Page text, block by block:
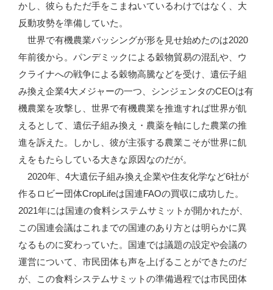
かし、彼らもただ手をこまねいているわけではなく、大
反動攻勢を準備していた。
世界で有機農業バッシングが形を見せ始めたのは2020
年前後から。パンデミックによる穀物貿易の混乱や、ウ
クライナへの戦争による穀物高騰などを受け、遺伝子組
み換え企業4大メジャーの一つ、シンジェンタのCEOは有
機農業を攻撃し、世界で有機農業を推進すれば世界が飢
えるとして、遺伝子組み換え・農薬を軸にした農業の推
進を訴えた。しかし、彼が主張する農業こそが世界に飢
えをもたらしている大きな原因なのだが。
2020年、4大遺伝子組み換え企業や住友化学など6社が
作るロビー団体CropLifeは国連FAOの買収に成功した。
2021年には国連の食料システムサミットが開かれたが、
この国連会議はこれまでの国連のあり方とは明らかに異
なるものに変わっていた。国連では議題の設定や会議の
運営について、市民団体も声を上げることができたのだ
が、この食料システムサミットの準備過程では市民団体